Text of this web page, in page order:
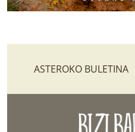
ASTEROKO BULETINA